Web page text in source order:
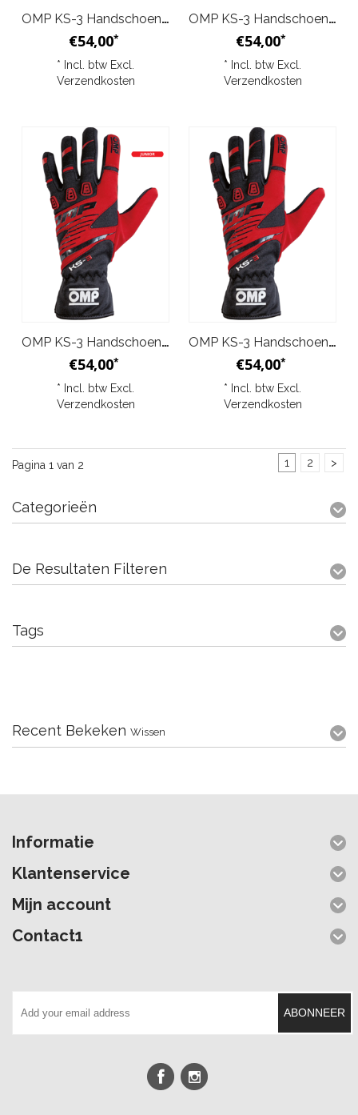
OMP KS-3 Handschoenen Zwart/Blauw/Wit Junior
€54,00*
* Incl. btw Excl.
Verzendkosten
OMP KS-3 Handschoenen Zwart/Blauw/Wit
€54,00*
* Incl. btw Excl.
Verzendkosten
OMP KS-3 Handschoenen Zwart/Rood Junior
€54,00*
* Incl. btw Excl.
Verzendkosten
OMP KS-3 Handschoenen Zwart/Rood
€54,00*
* Incl. btw Excl.
Verzendkosten
Pagina 1 van 2 1 2 >
Categorieën
De Resultaten Filteren
Tags
Recent Bekeken Wissen
Informatie
Klantenservice
Mijn account
Contact1
ABONNEER